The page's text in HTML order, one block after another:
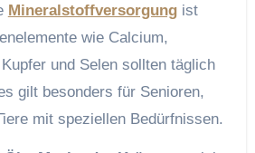
Mineralstoffversorgungist
wie Calcium,
und Selen sollten täglich
gilt besonders für Senioren,
mit speziellen Bedürfnissen.